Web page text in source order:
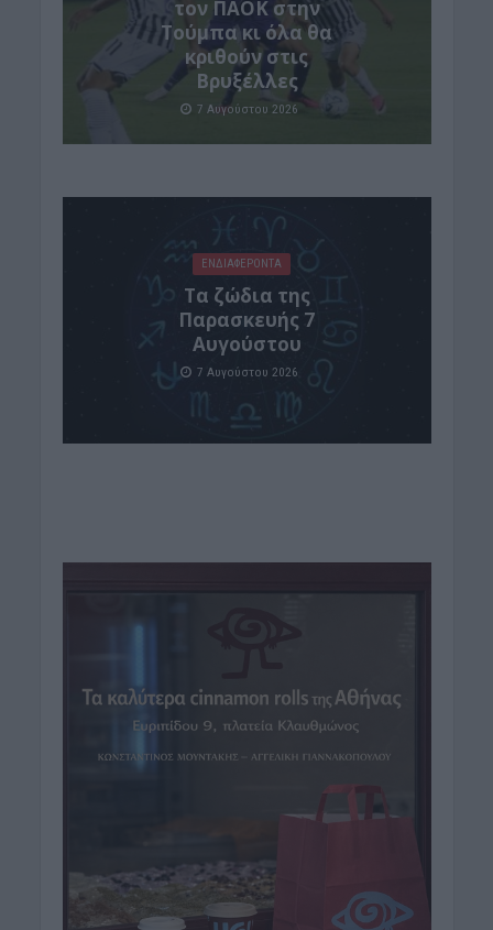
τον ΠΑΟΚ στην
Τούμπα κι όλα θα
κριθούν στις
Βρυξέλλες
7 Αυγούστου 2026
ΕΝΔΙΑΦΕΡΟΝΤΑ
Tα ζώδια της
Παρασκευής 7
Αυγούστου
7 Αυγούστου 2026